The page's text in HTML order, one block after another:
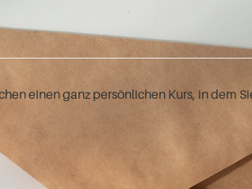
einen ganz persönlichen Kurs, in dem